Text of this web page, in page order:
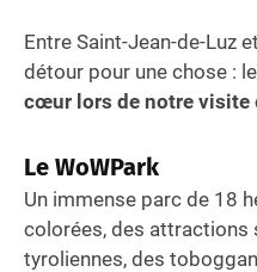
Entre Saint-Jean-de-Luz
détour pour une chose : le
cœur lors de notre visite
Le WoWPark
Un immense parc de 18
colorées, des attractions
tyroliennes, des